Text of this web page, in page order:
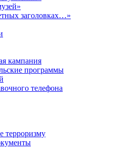
заголовках…»
кампания
программы
телефона
терроризму